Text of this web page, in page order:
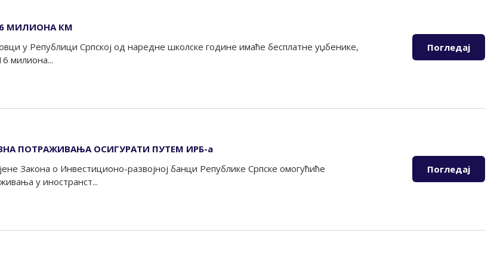
МИЛИОНА КМ
у Републици Српској од наредне школске године имаће бесплатне уџбенике,
милиона...
Погледај
ПОТРАЖИВАЊА ОСИГУРАТИ ПУТЕМ ИРБ-а
Закона о Инвестиционо-развојној банци Републике Српске омогућиће
у иностранст...
Погледај